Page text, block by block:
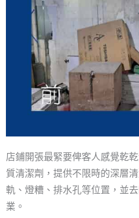
店鋪開張最緊要俾客人感覺乾
質清潔劑，提供不限時的深層
軌、燈糟、排水孔等位置，並
業。